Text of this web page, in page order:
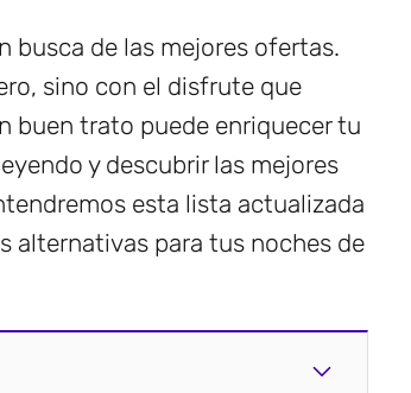
busca de las mejores ofertas.
sino con el disfrute que
buen trato puede enriquecer tu
y descubrir las mejores
esta lista actualizada
alternativas para tus noches de